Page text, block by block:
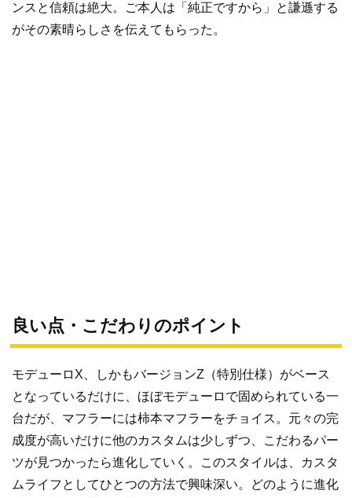
ンスと信頼は絶大。ご本人は「純正ですから」と謙遜する
がその素晴らしさを伝えてもらった。
良い点・こだわりのポイント
モデューロX、しかもバージョンZ（特別仕様）がベース
となっているだけに、ほぼモデューロで固められている一
台だが、マフラーには柿本マフラーをチョイス。元々の完
成度が高いだけに他のカスタムは少しずつ、こだわるパー
ツが見つかったら進化していく。このスタイルは、カスタ
ムライフとしてひとつの方法で興味深い。どのように進化